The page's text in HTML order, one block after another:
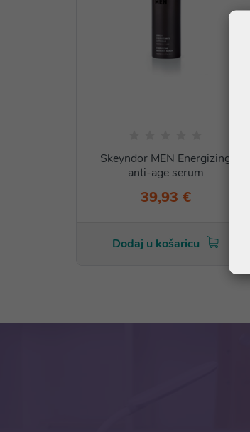
Skeyndor MEN Energizing
anti-age serum
39,93 €
Dodaj u košaricu